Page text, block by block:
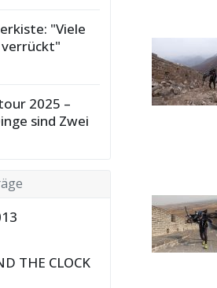
"Viele
verrückt"
2025 –
sind Zwei
THE CLOCK